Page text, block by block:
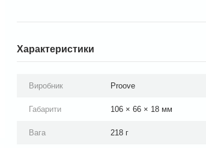
Характеристики
Виробник Proove
Габарити 106 × 66 × 18 мм
Вага 218 г